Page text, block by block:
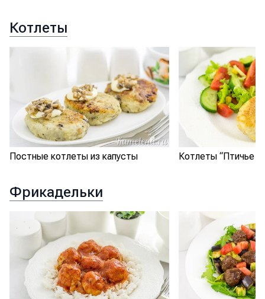
Котлеты
Постные котлеты из капусты Котлеты “Птичье
Фрикадельки